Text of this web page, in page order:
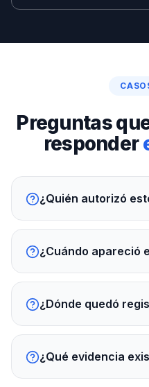
Preguntas
responder
¿Quién autorizó
¿Cuándo apareció
¿Dónde quedó
¿Qué evidencia